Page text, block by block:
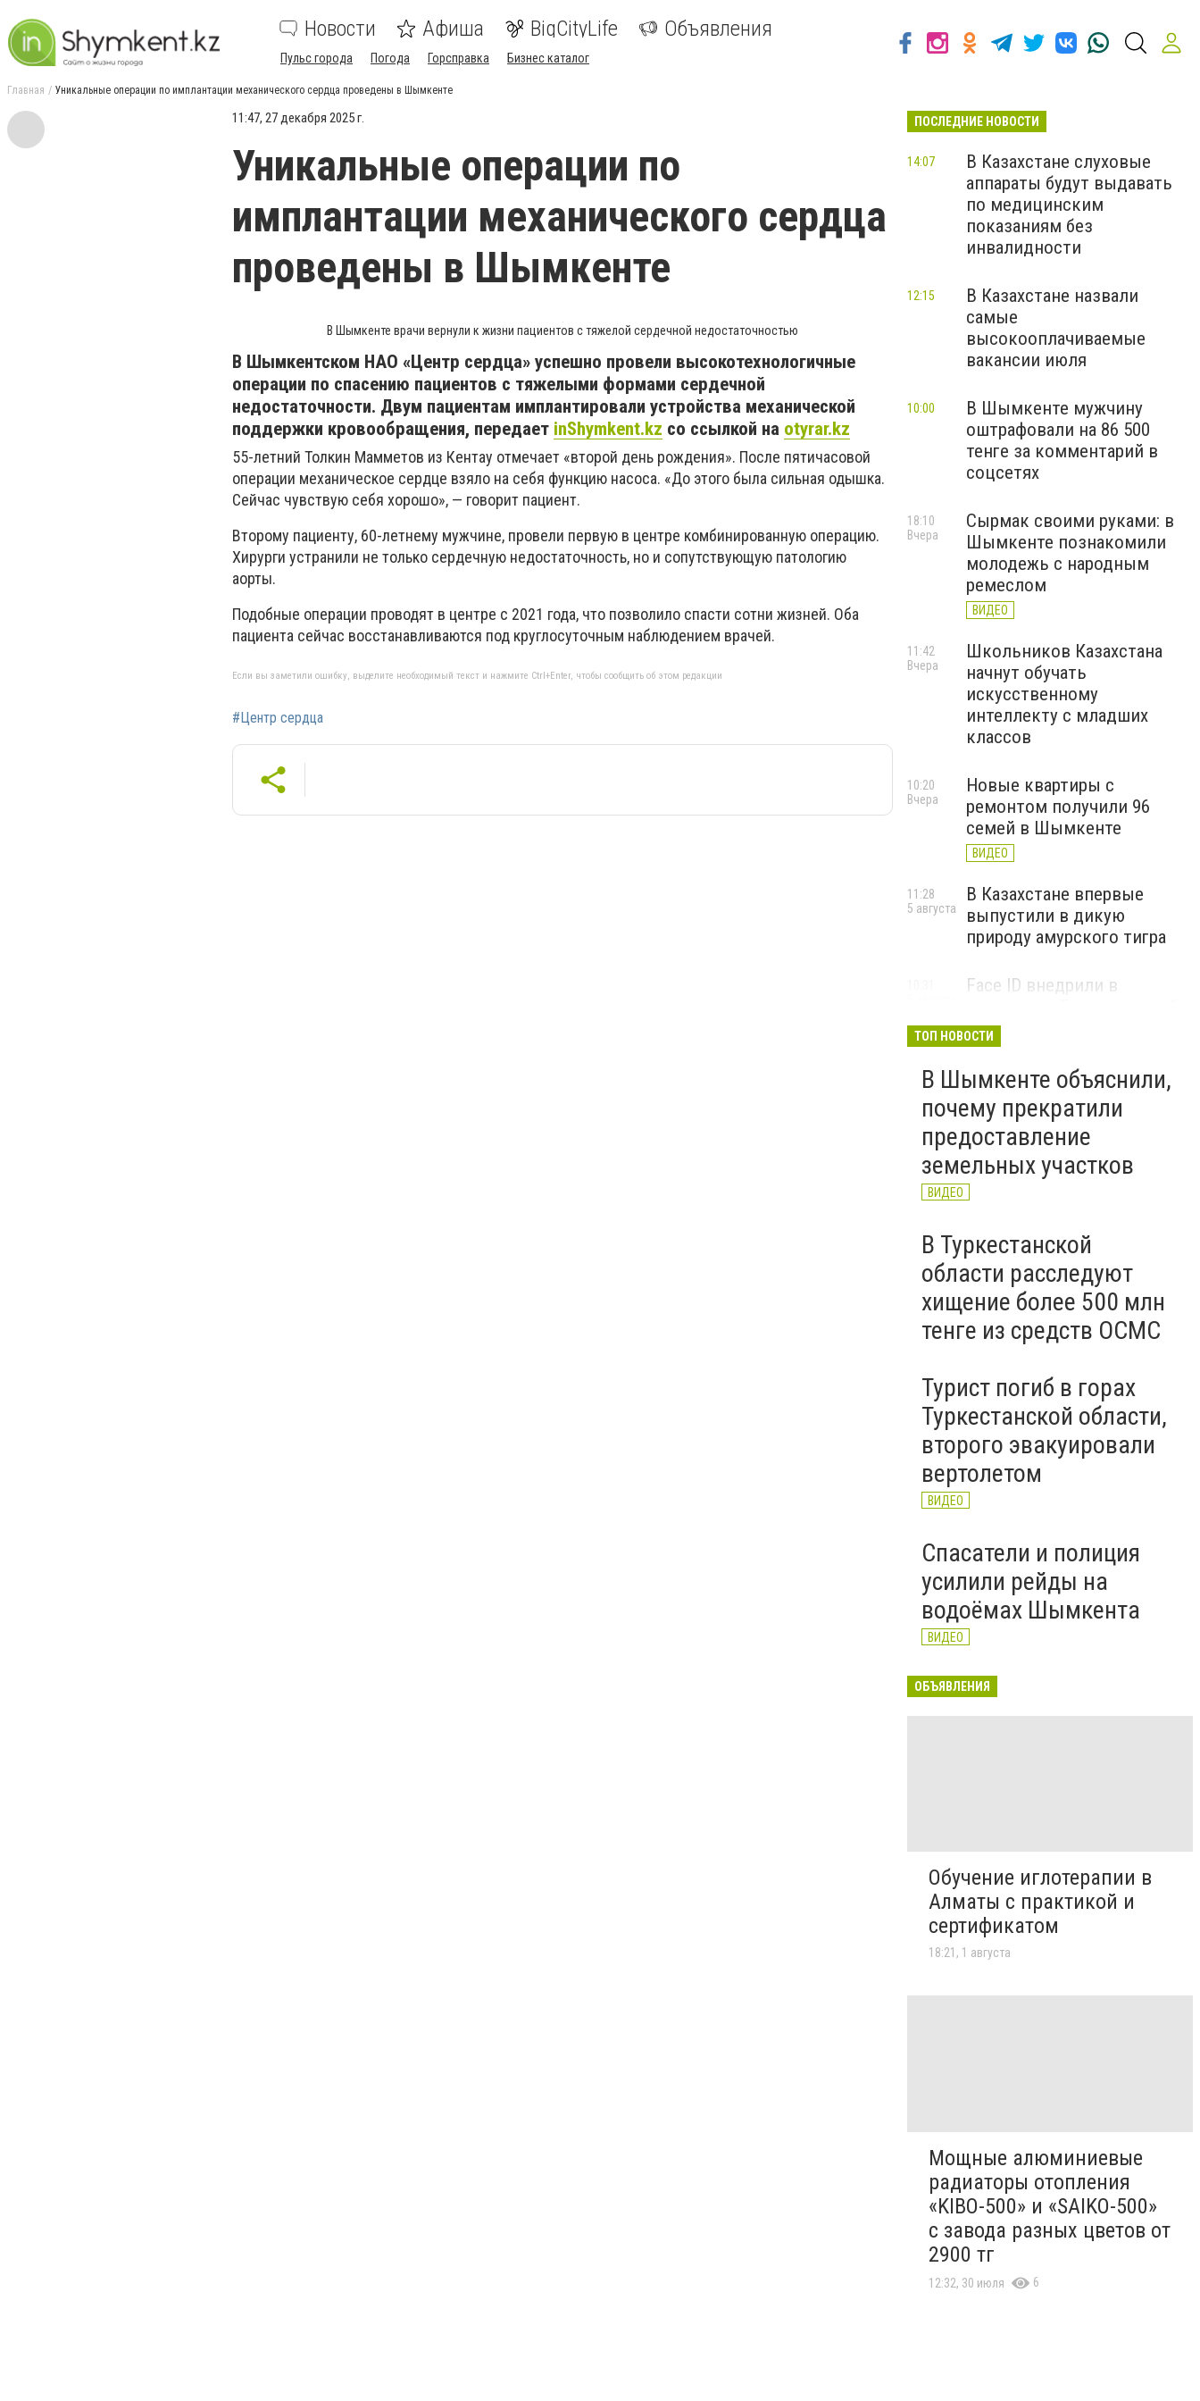
Новости Афиша BigCityLife Объявления
Пульс города Погода Горсправка Бизнес каталог
Главная Уникальные операции по имплантации механического сердца проведены в Шымкенте
11:47, 27 декабря 2025 г.
Уникальные операции по
имплантации механического сердца
проведены в Шымкенте
В Шымкенте врачи вернули к жизни пациентов с тяжелой сердечной недостаточностью
В Шымкентском НАО «Центр сердца» успешно провели высокотехнологичные
операции по спасению пациентов с тяжелыми формами сердечной
недостаточности. Двум пациентам имплантировали устройства механической
поддержки кровообращения, передает inShymkent.kz со ссылкой на otyrar.kz
55-летний Толкин Мамметов из Кентау отмечает «второй день рождения». После пятичасовой
операции механическое сердце взяло на себя функцию насоса. «До этого была сильная одышка.
Сейчас чувствую себя хорошо», — говорит пациент.
Второму пациенту, 60-летнему мужчине, провели первую в центре комбинированную операцию.
Хирурги устранили не только сердечную недостаточность, но и сопутствующую патологию
аорты.
Подобные операции проводят в центре с 2021 года, что позволило спасти сотни жизней. Оба
пациента сейчас восстанавливаются под круглосуточным наблюдением врачей.
Если вы заметили ошибку, выделите необходимый текст и нажмите Ctrl+Enter, чтобы сообщить об этом редакции
#Центр сердца
ПОСЛЕДНИЕ НОВОСТИ
В Казахстане слуховые
аппараты будут выдавать
по медицинским
показаниям без
инвалидности
14:07
В Казахстане назвали
самые
высокооплачиваемые
вакансии июля
12:15
В Шымкенте мужчину
оштрафовали на 86 500
тенге за комментарий в
соцсетях
10:00
Сырмак своими руками: в
Шымкенте познакомили
молодежь с народным
ремеслом
ВИДЕО
18:10
Вчера
Школьников Казахстана
начнут обучать
искусственному
интеллекту с младших
классов
11:42
Вчера
Новые квартиры с
ремонтом получили 96
семей в Шымкенте
ВИДЕО
10:20
Вчера
В Казахстане впервые
выпустили в дикую
природу амурского тигра
11:28
5 августа
Face ID внедрили в
области для учета
посещаемости
ВИДЕО
ТОП НОВОСТИ
В Шымкенте объяснили,
почему прекратили
предоставление
земельных участков
ВИДЕО
В Туркестанской
области расследуют
хищение более 500 млн
тенге из средств ОСМС
Турист погиб в горах
Туркестанской области,
второго эвакуировали
вертолетом
ВИДЕО
Спасатели и полиция
усилили рейды на
водоёмах Шымкента
ВИДЕО
ОБЪЯВЛЕНИЯ
Обучение иглотерапии в
Алматы с практикой и
сертификатом
18:21, 1 августа
Мощные алюминиевые
радиаторы отопления
«KIBO-500» и «SAIKO-500»
с завода разных цветов от
2900 тг
12:32, 30 июля 6